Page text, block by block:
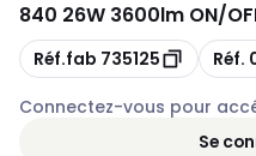
840 26W 3600lm ON/
Copie
Réf.fab 735125 Copie
Réf.
Connectez-vous pour
Se